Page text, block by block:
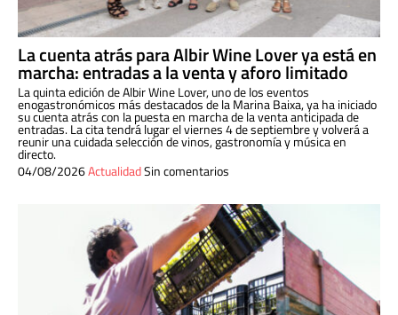
La cuenta atrás para Albir Wine Lover ya está en
marcha: entradas a la venta y aforo limitado
La quinta edición de Albir Wine Lover, uno de los eventos
enogastronómicos más destacados de la Marina Baixa, ya ha iniciado
su cuenta atrás con la puesta en marcha de la venta anticipada de
entradas. La cita tendrá lugar el viernes 4 de septiembre y volverá a
reunir una cuidada selección de vinos, gastronomía y música en
directo.
04/08/2026ActualidadSin comentarios